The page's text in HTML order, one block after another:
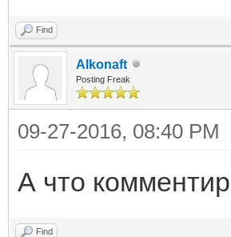
Find
Alkonaft
Posting Freak
09-27-2016, 08:40 PM
А что
Find